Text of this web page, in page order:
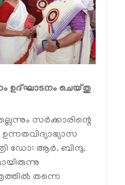
ഉദ്ഘാടനം ചെയ്തു
സര്‍ക്കാരിന്റെ
ഡോ: ആര്‍. ബിന്ദു.
തന്നെ